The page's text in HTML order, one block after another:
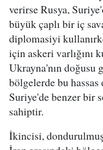
verirse Rusya,
büyük çaplı bir iç
diplomasiyi
için askeri varlığını
Ukrayna'nın doğusu
bölgelerde bu
Suriye'de benzer bir
sahiptir.
İkincisi,